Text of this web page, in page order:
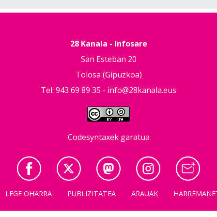
28 Kanala - Infosare
San Esteban 20
Tolosa (Gipuzkoa)
Tel: 943 69 89 35 - info@28kanala.eus
Codesyntaxek garatua
LEGE OHARRA PUBLIZITATEA ARAUAK